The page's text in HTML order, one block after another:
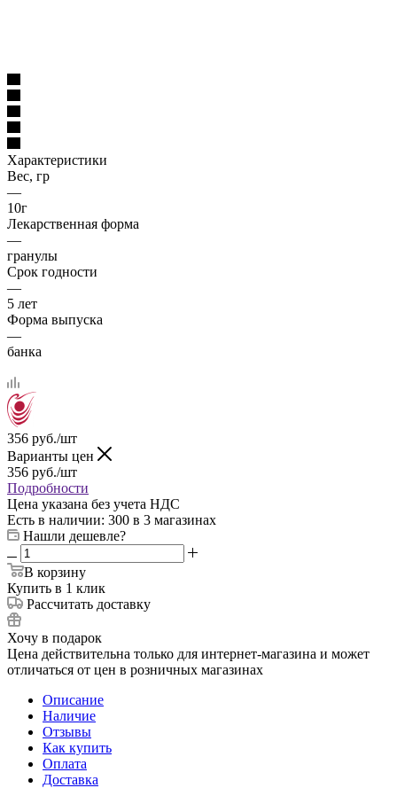
Характеристики
Вес, гр
—
10г
Лекарственная форма
—
гранулы
Срок годности
—
5 лет
Форма выпуска
—
банка
356 руб./шт
Варианты цен
356 руб./шт
Подробности
Цена указана без учета НДС
Есть в наличии: 300 в 3 магазинах
Нашли дешевле?
В корзину
Купить в 1 клик
Рассчитать доставку
Хочу в подарок
Цена действительна только для интернет-магазина и может
отличаться от цен в розничных магазинах
Описание
Наличие
Отзывы
Как купить
Оплата
Доставка